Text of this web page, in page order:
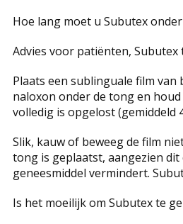
Hoe lang moet u Subutex
Advies voor patiënten, Subutex
Plaats een sublinguale film
naloxon onder de tong en
volledig is opgelost (gemiddeld
Slik, kauw of beweeg de film
tong is geplaatst, aangezien
geneesmiddel vermindert.
Is het moeilijk om Subutex te